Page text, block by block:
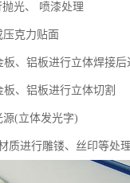
光、 喷漆处理
克力贴面
、铝板进行立体焊接
、铝板进行立体切割
(立体发光字)
质进行雕镂、丝印等处理